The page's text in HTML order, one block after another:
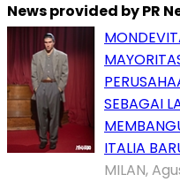
News provided by PR
SEBAGAI
ITALIA
MILAN,